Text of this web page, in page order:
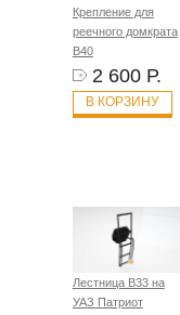
Крепление для
реечного домкрата
B40
2 600 Р.
В КОРЗИНУ
Лестница B33 на
УАЗ Патриот